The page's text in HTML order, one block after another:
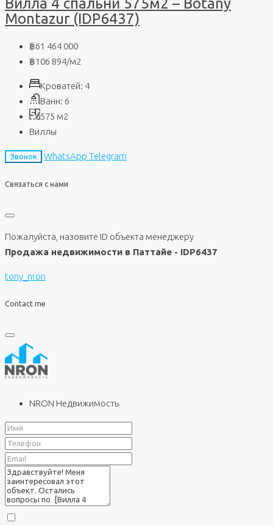
Вилла 4 спальни 575м2 – Botany
Montazur (IDP6437)
฿61 464 000
฿106 894/м2
Кроватей: 4
Ванн: 6
575 м2
Виллы
Звонок WhatsApp Telegram
Связаться с нами
Пожалуйста, назовите ID объекта менеджеру
Продажа недвижимости в Паттайе - IDP6437
tony_nron
Contact me
NRON Недвижимость